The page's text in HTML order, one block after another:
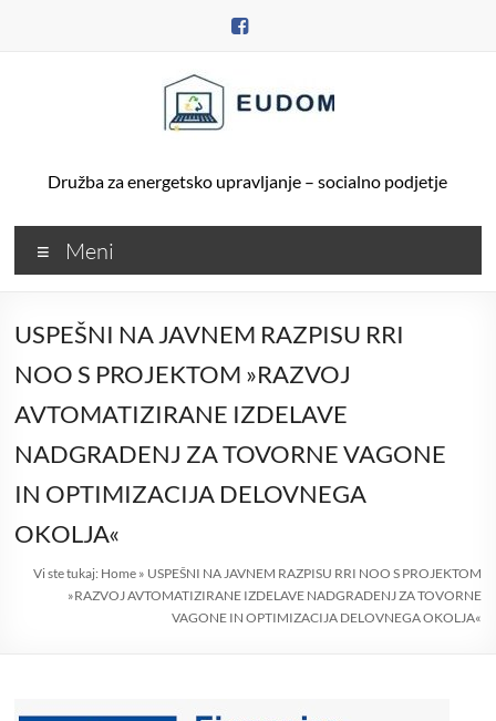
Družba za energetsko upravljanje – socialno podjetje
Meni
USPEŠNI NA JAVNEM RAZPISU RRI
NOO S PROJEKTOM »RAZVOJ
AVTOMATIZIRANE IZDELAVE
NADGRADENJ ZA TOVORNE VAGONE
IN OPTIMIZACIJA DELOVNEGA
OKOLJA«
Vi ste tukaj: Home» USPEŠNI NA JAVNEM RAZPISU RRI NOO S PROJEKTOM
»RAZVOJ AVTOMATIZIRANE IZDELAVE NADGRADENJ ZA TOVORNE
VAGONE IN OPTIMIZACIJA DELOVNEGA OKOLJA«